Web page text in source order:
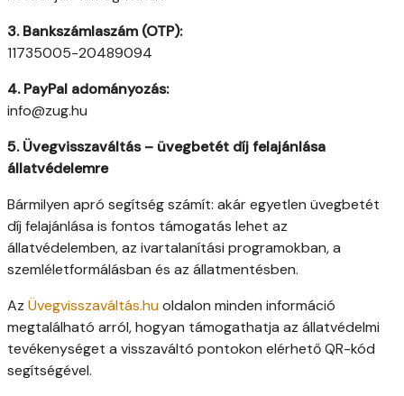
3. Bankszámlaszám (OTP):
11735005-20489094
4. PayPal adományozás:
info@zug.hu
5. Üvegvisszaváltás – üvegbetét díj felajánlása
állatvédelemre
Bármilyen apró segítség számít: akár egyetlen üvegbetét
díj felajánlása is fontos támogatás lehet az
állatvédelemben, az ivartalanítási programokban, a
szemléletformálásban és az állatmentésben.
Az Üvegvisszaváltás.huoldalon minden információ
megtalálható arról, hogyan támogathatja az állatvédelmi
tevékenységet a visszaváltó pontokon elérhető QR-kód
segítségével.